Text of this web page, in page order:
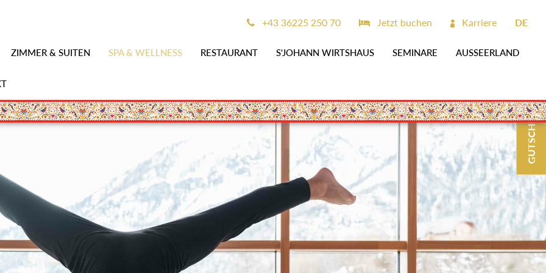
ZIMMER & SUITEN SPA & WELLNESS RESTAURANT S'JOHANN WIRTSHAUS SEMINARE AUSSEERLAND
+43 36225 250 70 Jetzt buchen Karriere DE
GUTSCHEINE